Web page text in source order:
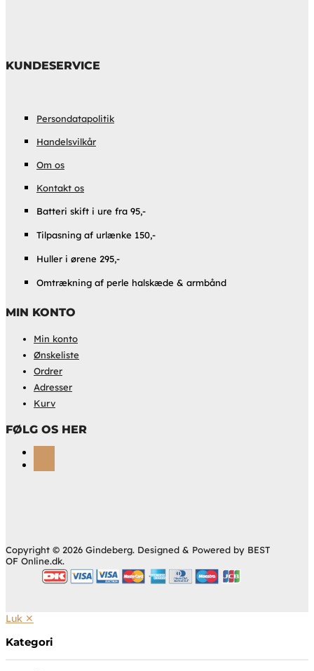
KUNDESERVICE
Persondatapolitik
Handelsvilkår
Om os
Kontakt os
Batteri skift i ure fra 95,-
Tilpasning af urlænke 150,-
Huller i ørene 295,-
Omtrækning af perle halskæde & armbånd
MIN KONTO
Min konto
Ønskeliste
Ordrer
Adresser
Kurv
FØLG OS HER
Copyright © 2026 Gindeberg. Designed & Powered by BEST
OF Online.dk.
Luk ✕
Kategori